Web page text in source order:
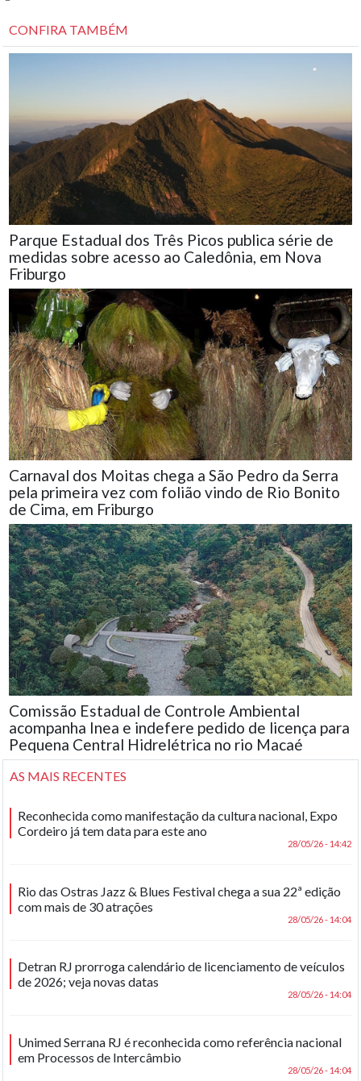
CONFIRA TAMBÉM
Parque Estadual dos Três Picos publica série de
medidas sobre acesso ao Caledônia, em Nova
Friburgo
Carnaval dos Moitas chega a São Pedro da Serra
pela primeira vez com folião vindo de Rio Bonito
de Cima, em Friburgo
Comissão Estadual de Controle Ambiental
acompanha Inea e indefere pedido de licença para
Pequena Central Hidrelétrica no rio Macaé
AS MAIS RECENTES
Reconhecida como manifestação da cultura nacional, Expo
Cordeiro já tem data para este ano
28/05/26 - 14:42
Rio das Ostras Jazz & Blues Festival chega a sua 22ª edição
com mais de 30 atrações
28/05/26 - 14:04
Detran RJ prorroga calendário de licenciamento de veículos
de 2026; veja novas datas
28/05/26 - 14:04
Unimed Serrana RJ é reconhecida como referência nacional
em Processos de Intercâmbio
28/05/26 - 14:04